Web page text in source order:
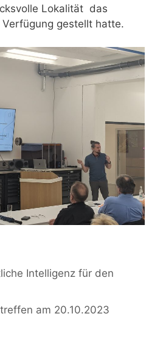
Lokalität das
gestellt hatte.
Intelligenz für den
am 20.10.2023